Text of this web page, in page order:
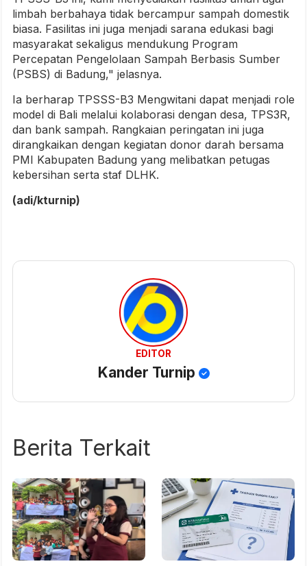
limbah berbahaya tidak bercampur sampah domestik
biasa. Fasilitas ini juga menjadi sarana edukasi bagi
masyarakat sekaligus mendukung Program
Percepatan Pengelolaan Sampah Berbasis Sumber
(PSBS) di Badung," jelasnya.
Ia berharap TPSSS-B3 Mengwitani dapat menjadi role
model di Bali melalui kolaborasi dengan desa, TPS3R,
dan bank sampah. Rangkaian peringatan ini juga
dirangkaikan dengan kegiatan donor darah bersama
PMI Kabupaten Badung yang melibatkan petugas
kebersihan serta staf DLHK.
(adi/kturnip)
EDITOR
Kander Turnip
Berita Terkait